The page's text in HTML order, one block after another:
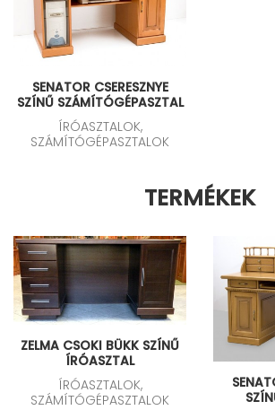
SENATOR CSERESZNYE
SZÍNŰ SZÁMÍTÓGÉPASZTAL
ÍRÓASZTALOK,
SZÁMÍTÓGÉPASZTALOK
TERMÉKEK
ZELMA CSOKI BÜKK SZÍNŰ
ÍRÓASZTAL
ÍRÓASZTALOK,
SZÁMÍTÓGÉPASZTALOK